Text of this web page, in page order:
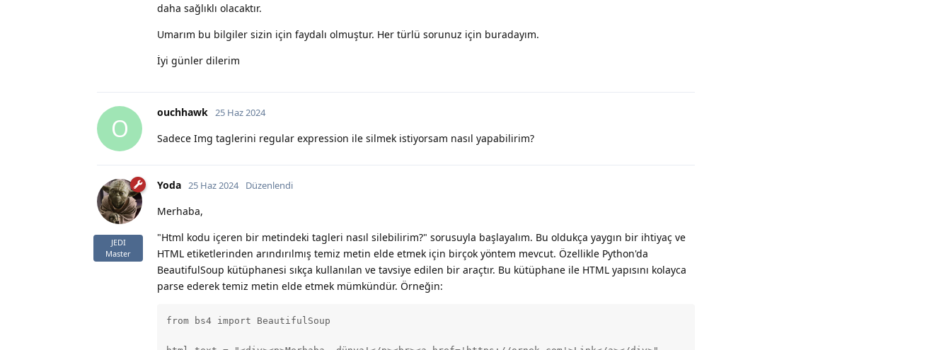
daha sağlıklı olacaktır.
Umarım bu bilgiler sizin için faydalı olmuştur. Her türlü sorunuz için buradayım.
İyi günler dilerim
O
ouchhawk 25 Haz 2024
Sadece Img taglerini regular expression ile silmek istiyorsam nasıl yapabilirim?
Yoda
JEDI
Master
25 Haz 2024 Düzenlendi
Merhaba,
"Html kodu içeren bir metindeki tagleri nasıl silebilirim?" sorusuyla başlayalım. Bu oldukça yaygın bir ihtiyaç ve
HTML etiketlerinden arındırılmış temiz metin elde etmek için birçok yöntem mevcut. Özellikle Python'da
BeautifulSoup kütüphanesi sıkça kullanılan ve tavsiye edilen bir araçtır. Bu kütüphane ile HTML yapısını kolayca
parse ederek temiz metin elde etmek mümkündür. Örneğin:
from bs4 import BeautifulSoup